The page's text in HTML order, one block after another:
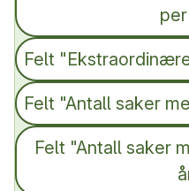
per
Felt
Felt "Antall saker
Felt "Antall saker